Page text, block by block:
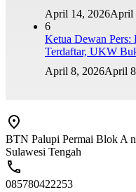
April 14, 2026April
6
Ketua Dewan Pers:
Terdaftar, UKW
April 8, 2026April
BTN Palupi Permai Blok A
Sulawesi Tengah
085780422253